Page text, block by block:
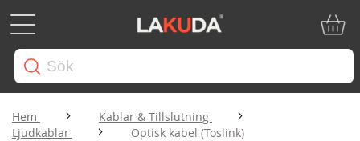
Hem
Kablar & Tillslutning
Ljudkablar
Optisk kabel (Toslink)